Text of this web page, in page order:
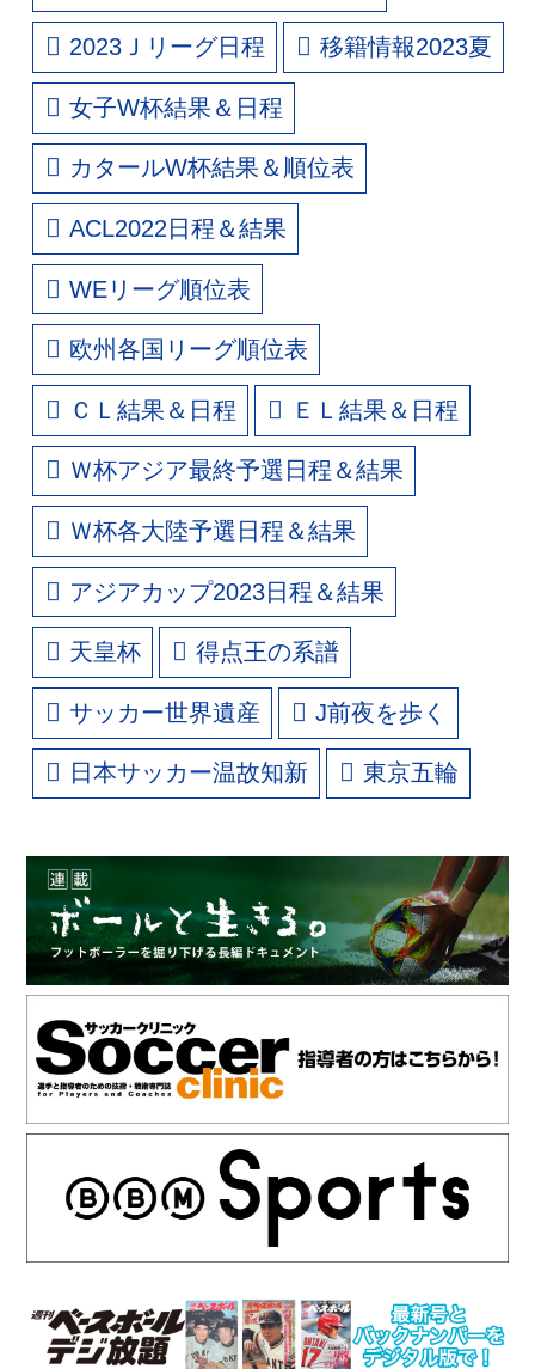
2023Ｊリーグ日程 移籍情報2023夏
女子W杯結果＆日程
カタールW杯結果＆順位表
ACL2022日程＆結果
WEリーグ順位表
欧州各国リーグ順位表
ＣＬ結果＆日程 ＥＬ結果＆日程
Ｗ杯アジア最終予選日程＆結果
Ｗ杯各大陸予選日程＆結果
アジアカップ2023日程＆結果
天皇杯 得点王の系譜
サッカー世界遺産 J前夜を歩く
日本サッカー温故知新 東京五輪